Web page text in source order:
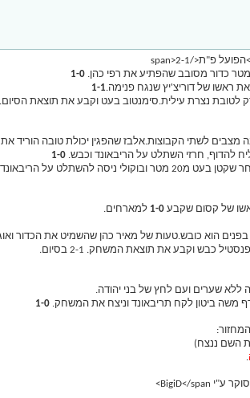
1-0
1-1
מצבים לשתי הקבוצות.אלבז שהפגין יכולת טובה הוריד
1-0
ניסה להשתלט על הריבאונד.
1-0 למארחים.
כבש וקבע את תוצאת המשחק. 2-1 בסיום.
ללא שערים ועם לחץ של בני יהודה.
1-0
השם ננצח)
.
סוקר ע"י BigiD </span>